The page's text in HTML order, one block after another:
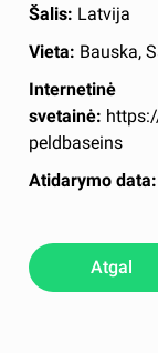
Šalis: Latvija
Vieta: Bauska,
Internetinė
svetainė:
peldbaseins
Atidarymo
Atgal